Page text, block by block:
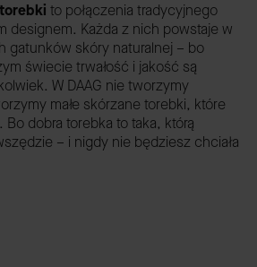
to połączenia tradycyjnego
designem. Każda z nich powstaje w
gatunków skóry naturalnej – bo
świecie trwałość i jakość są
W DAAG nie tworzymy
małe skórzane torebki, które
Bo dobra torebka to taka, którą
– i nigdy nie będziesz chciała